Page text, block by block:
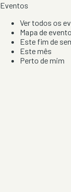
Eventos
Ver todos os
Mapa de
Este fim de
Este mês
Perto de mim